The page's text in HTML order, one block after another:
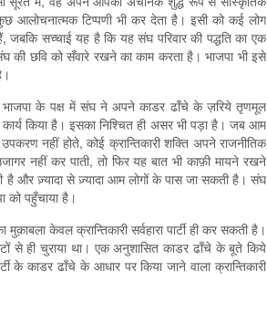
टिप्पणी भी कर देता है। इसी को कई लोग
सच्चाई यह है कि यह संघ परिवार की पद्धति का एक
की छवि को सँवारे रखने का काम करता है। भाजपा भी इसे
भाजपा के पक्ष में संघ ने अपने काडर ढाँचे के ज़रिये तृणमूल
किया है। इसका निश्चित ही असर भी पड़ा है। जब आम
नहीं होते, कोई क्रान्तिकारी शक्ति अपने राजनीतिक
नहीं कर पाती, तो फिर यह बात भी काफ़ी मायने रखने
है और ज़्यादा से ज़्यादा आम लोगों के पास जा सकती है। संघ
को पहुँचाया है।
केवल क्रान्तिकारी सर्वहारा पार्टी ही कर सकती है।
से ही चुराया था। एक अनुशासित काडर ढाँचे के बूते किये
के काडर ढाँचे के आधार पर किया जाने वाला क्रान्तिकारी